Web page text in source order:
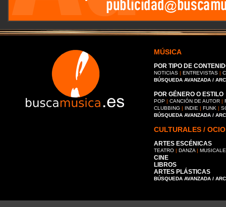
MÚSICA
POR TIPO DE
NOTICIAS | ENTREVISTAS |
BÚSQUEDA AVANZADA /
POR GÉNERO O ESTILO
POP | CANCIÓN DE AUTOR |
CLUBBING | INDIE | FUNK |
BÚSQUEDA AVANZADA /
CULTURALES / OCIO
ARTES ESCÉNICAS
TEATRO | DANZA |
CINE
LIBROS
ARTES PLÁSTICAS
BÚSQUEDA AVANZADA /